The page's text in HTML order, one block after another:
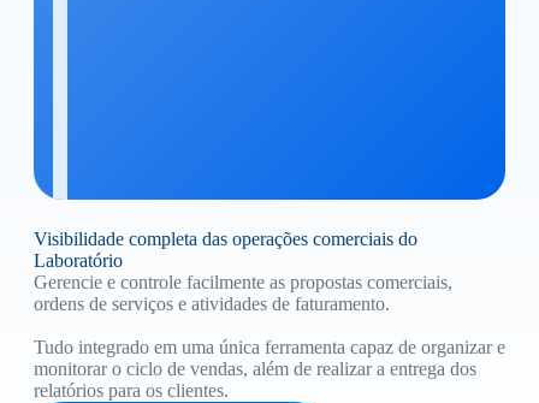
Visibilidade completa das operações comerciais do
Laboratório
Gerencie e controle facilmente as propostas comerciais,
ordens de serviços e atividades de faturamento.
Tudo integrado em uma única ferramenta capaz de organizar e
monitorar o ciclo de vendas, além de realizar a entrega dos
relatórios para os clientes.